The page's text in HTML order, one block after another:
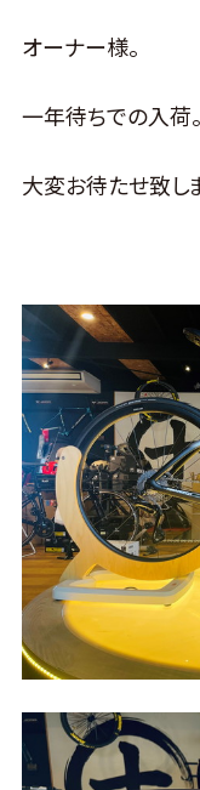
オーナー様。
一年待ちでの入荷。
大変お待たせ致し